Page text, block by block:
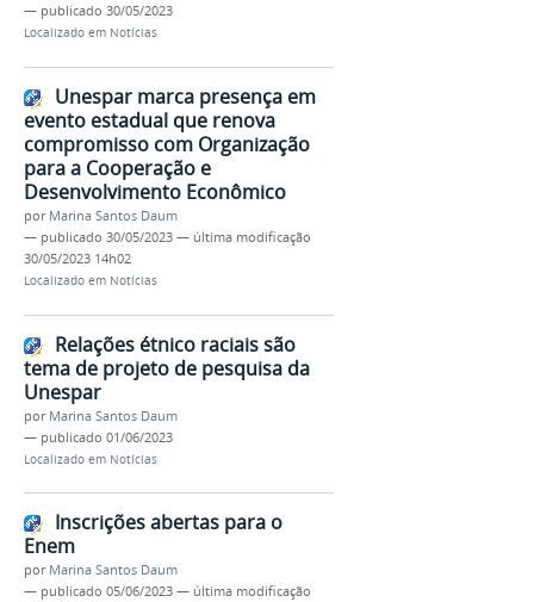
— publicado 30/05/2023
Localizado em Notícias
Unespar marca presença em
evento estadual que renova
compromisso com Organização
para a Cooperação e
Desenvolvimento Econômico
por Marina Santos Daum
— publicado 30/05/2023 — última modificação
30/05/2023 14h02
Localizado em Notícias
Relações étnico raciais são
tema de projeto de pesquisa da
Unespar
por Marina Santos Daum
— publicado 01/06/2023
Localizado em Notícias
Inscrições abertas para o
Enem
por Marina Santos Daum
— publicado 05/06/2023 — última modificação